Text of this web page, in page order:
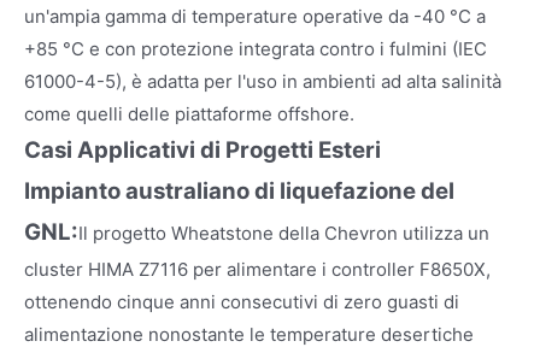
un'ampia gamma di temperature operative da -40 °C a
+85 °C e con protezione integrata contro i fulmini (IEC
61000-4-5), è adatta per l'uso in ambienti ad alta salinità
come quelli delle piattaforme offshore.
Casi Applicativi di Progetti Esteri
Impianto australiano di liquefazione del
GNL:Il progetto Wheatstone della Chevron utilizza un
cluster HIMA Z7116 per alimentare i controller F8650X,
ottenendo cinque anni consecutivi di zero guasti di
alimentazione nonostante le temperature desertiche